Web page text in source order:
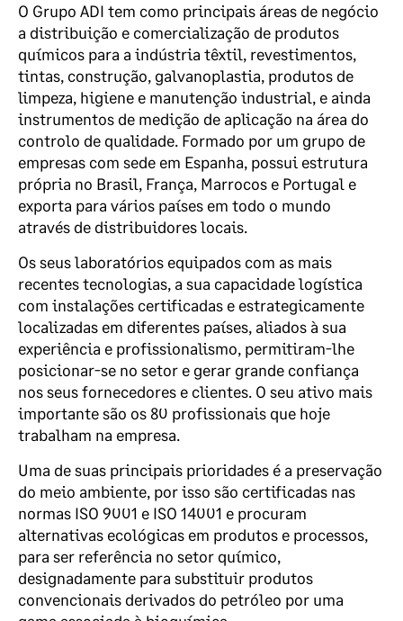
O Grupo ADI tem como principais áreas de negócio
a distribuição e comercialização de produtos
químicos para a indústria têxtil, revestimentos,
tintas, construção, galvanoplastia, produtos de
limpeza, higiene e manutenção industrial, e ainda
instrumentos de medição de aplicação na área do
controlo de qualidade. Formado por um grupo de
empresas com sede em Espanha, possui estrutura
própria no Brasil, França, Marrocos e Portugal e
exporta para vários países em todo o mundo
através de distribuidores locais.
Os seus laboratórios equipados com as mais
recentes tecnologias, a sua capacidade logística
com instalações certificadas e estrategicamente
localizadas em diferentes países, aliados à sua
experiência e profissionalismo, permitiram-lhe
posicionar-se no setor e gerar grande confiança
nos seus fornecedores e clientes. O seu ativo mais
importante são os 80 profissionais que hoje
trabalham na empresa.
Uma de suas principais prioridades é a preservação
do meio ambiente, por isso são certificadas nas
normas ISO 9001 e ISO 14001 e procuram
alternativas ecológicas em produtos e processos,
para ser referência no setor químico,
designadamente para substituir produtos
convencionais derivados do petróleo por uma